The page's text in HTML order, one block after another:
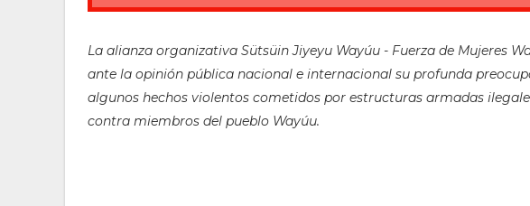
La alianza organizativa Sütsüin Jiyeyu Wayúu - Fuerza de Mujeres
ante la opinión pública nacional e internacional su profunda
algunos hechos violentos cometidos por estructuras armadas
contra miembros del pueblo Wayúu.